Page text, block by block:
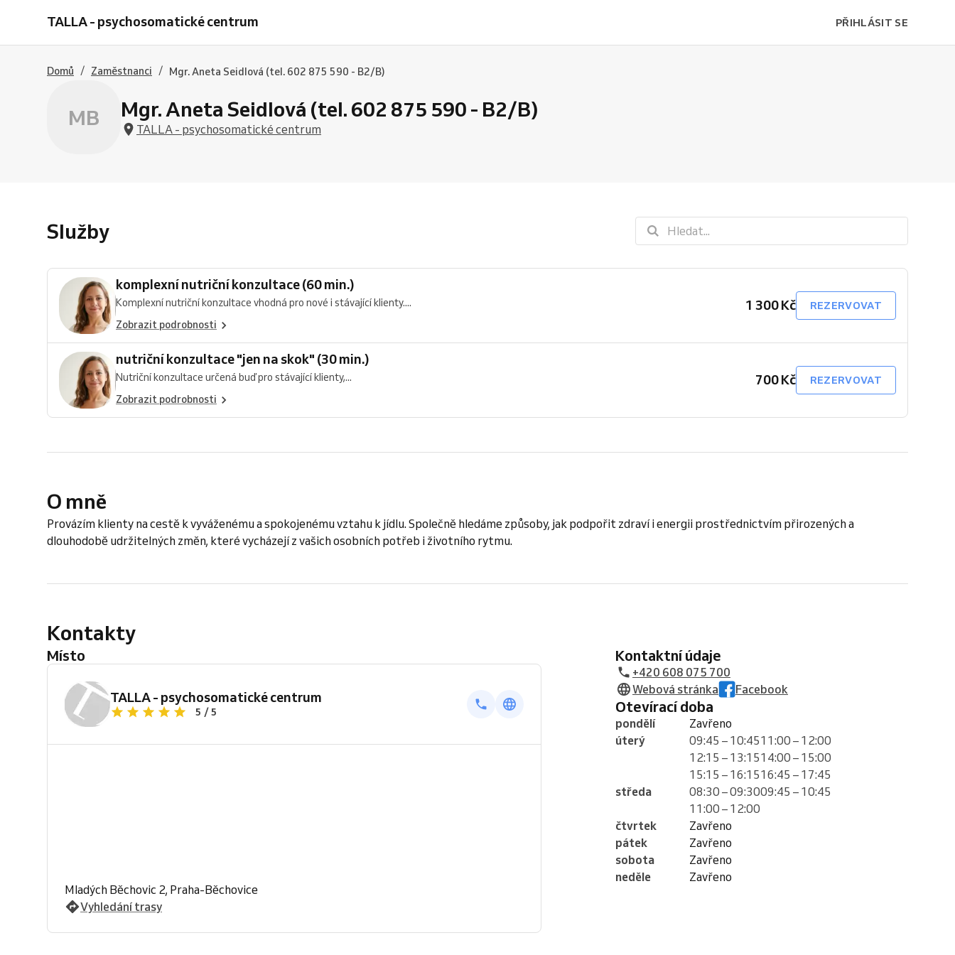
TALLA - psychosomatické centrum PŘIHLÁSIT SE
Domů / Zaměstnanci / Mgr. Aneta Seidlová (tel. 602 875 590 - B2/B)
MB Mgr. Aneta Seidlová (tel. 602 875 590 - B2/B)
TALLA - psychosomatické centrum
Služby
konzultace
komplexní nutriční konzultace (60 min.)
Komplexní nutriční konzultace vhodná pro nové i stávající klienty....
Zobrazit podrobnosti
1 300 Kč REZERVOVAT
"jen
(30
min.)
nutriční konzultace "jen na skok" (30 min.)
Nutriční konzultace určená buď pro stávající klienty,...
Zobrazit podrobnosti
700 Kč REZERVOVAT
O mně
Provázím klienty na cestě k vyváženému a spokojenému vztahu k jídlu. Společně hledáme způsoby, jak podpořit zdraví i energii prostřednictvím přirozených a
dlouhodobě udržitelných změn, které vycházejí z vašich osobních potřeb i životního rytmu.
Kontakty
Místo
TALLA - psychosomatické centrum
5 / 5
Mladých Běchovic 2, Praha-Běchovice
Vyhledání trasy
Kontaktní údaje
+420 608 075 700
Webová stránka
Facebook
Otevírací doba
pondělí
Zavřeno
úterý
09:45 – 10:4511:00 – 12:00
12:15 – 13:1514:00 – 15:00
15:15 – 16:1516:45 – 17:45
středa
08:30 – 09:3009:45 – 10:45
11:00 – 12:00
čtvrtek
Zavřeno
pátek
Zavřeno
sobota
Zavřeno
neděle
Zavřeno